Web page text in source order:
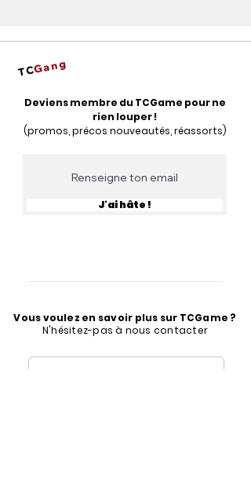
Deviens membre du TCGame pour ne
rien louper !
(promos, précos nouveautés, réassorts)
J'ai hâte !
TCGang
Vous voulez en savoir plus sur TCGame ?
N'hésitez-pas à nous contacter